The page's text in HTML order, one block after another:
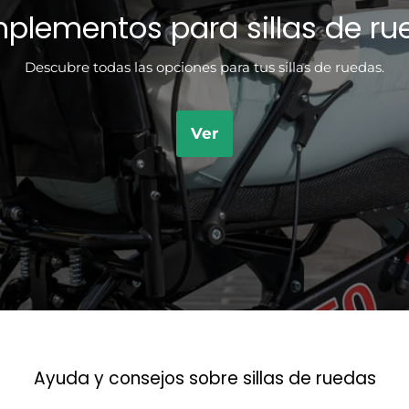
para sillas de
Descubre todas las opciones para tus sillas de ruedas.
Ver
Ayuda y consejos sobre sillas de ruedas